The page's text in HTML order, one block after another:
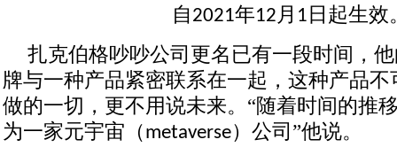
自2021年12 月 1日起生效
扎克伯格吵吵公司更名已有一段时间，
牌与一种产品紧密联系在一起，这种产品
做的一切，更不用说未来。 “随着时间的推
为一家元宇宙（metaverse）公司”他说。